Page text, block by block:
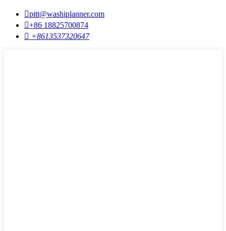
pitt@washiplanner.com
+86 18825700874
 +8613537320647